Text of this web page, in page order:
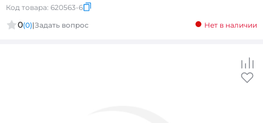
Код товара: 620563-6
0(0)|Задать вопрос Нет в наличии